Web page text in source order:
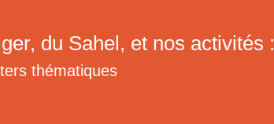
du Sahel, et nos activités :
thématiques